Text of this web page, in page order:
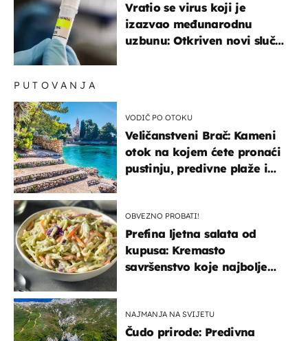
Vratio se virus koji je
izazvao međunarodnu
uzbunu: Otkriven novi slučaj
PUTOVANJA
VODIČ PO OTOKU
Veličanstveni Brač: Kameni
otok na kojem ćete pronaći
pustinju, predivne plaže i
OBVEZNO PROBATI!
Prefina ljetna salata od
kupusa: Kremasto
savršenstvo koje najbolje
NAJMANJA NA SVIJETU
Čudo prirode: Predivna